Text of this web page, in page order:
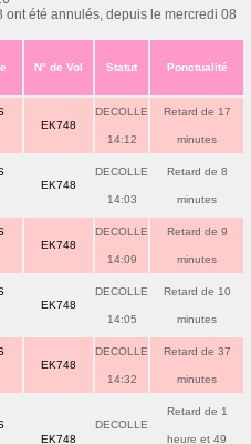
ont été annulés, depuis le mercredi 08
N° de Vol Statut Ponctualité
EK748
DECOLLE
14:12
Retard de 17
minutes
EK748
DECOLLE
14:03
Retard de 8
minutes
EK748
DECOLLE
14:09
Retard de 9
minutes
EK748
DECOLLE
14:05
Retard de 10
minutes
EK748
DECOLLE
14:32
Retard de 37
minutes
EK748
DECOLLE
Retard de 1
heure et 49